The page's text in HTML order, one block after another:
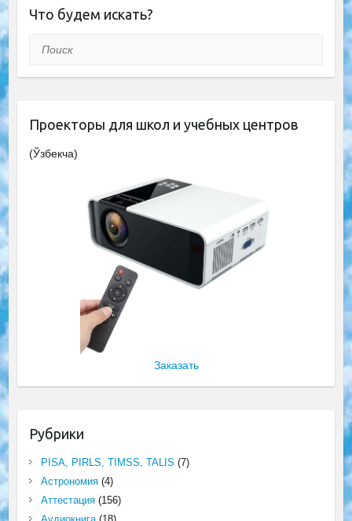
Что будем искать?
Поиск
Проекторы для школ и учебных центров
(Ўзбекча)
Заказать
Рубрики
PISA, PIRLS, TIMSS, TALIS (7)
Астрономия(4)
Аттестация(156)